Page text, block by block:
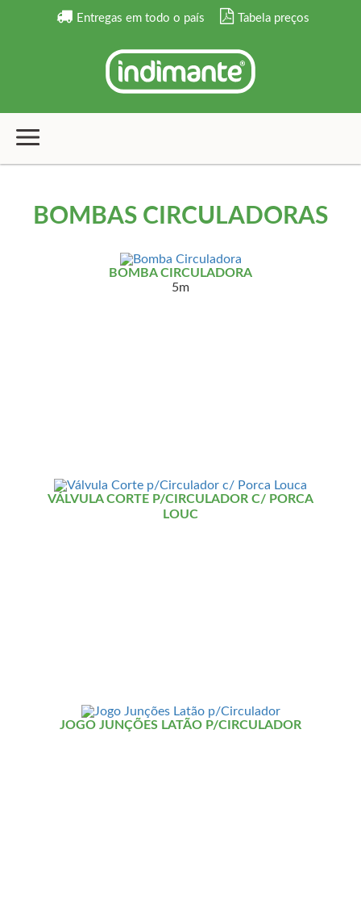
Entregas em todo o país Tabela preços
BOMBAS CIRCULADORAS
BOMBA CIRCULADORA
5m
VÁLVULA CORTE P/CIRCULADOR C/ PORCA
LOUC
JOGO JUNÇÕES LATÃO P/CIRCULADOR